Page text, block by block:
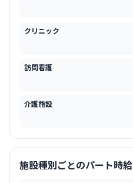
クリニック
訪問看護
介護施設
施設種別ごとのパート時給